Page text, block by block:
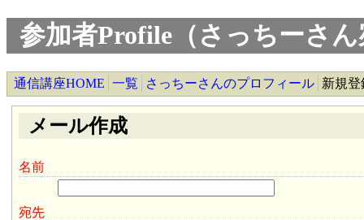
参加者Profile（さっちーさ
通信講座HOME 一覧 さっちーさんのプロフィール 新規
メール作成
名前
宛先